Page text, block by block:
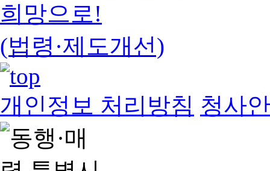
희망으로!
(법령·제도개선)
개인정보 처리방침 청사